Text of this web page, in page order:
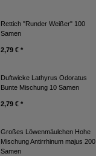
Rettich "Runder Weißer" 100
Samen
2,79 € *
Duftwicke Lathyrus Odoratus
Bunte Mischung 10 Samen
2,79 € *
Großes Löwenmäulchen Hohe
Mischung Antirrhinum majus 200
Samen